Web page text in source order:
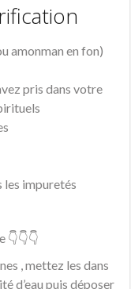
amonman en fon)
pris dans votre
les impuretés
, mettez les dans
d’eau puis déposer